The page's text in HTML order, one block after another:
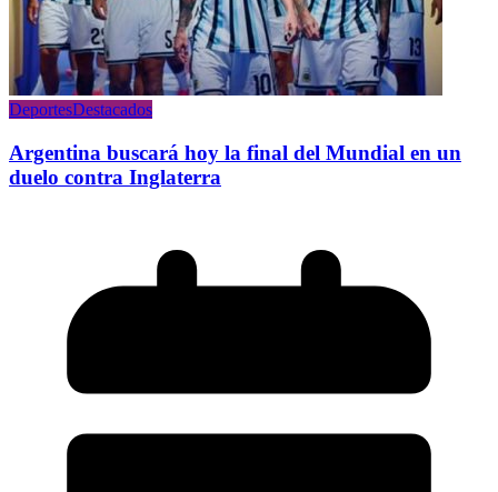
DeportesDestacados
Argentina buscará hoy la final del Mundial en un
duelo contra Inglaterra